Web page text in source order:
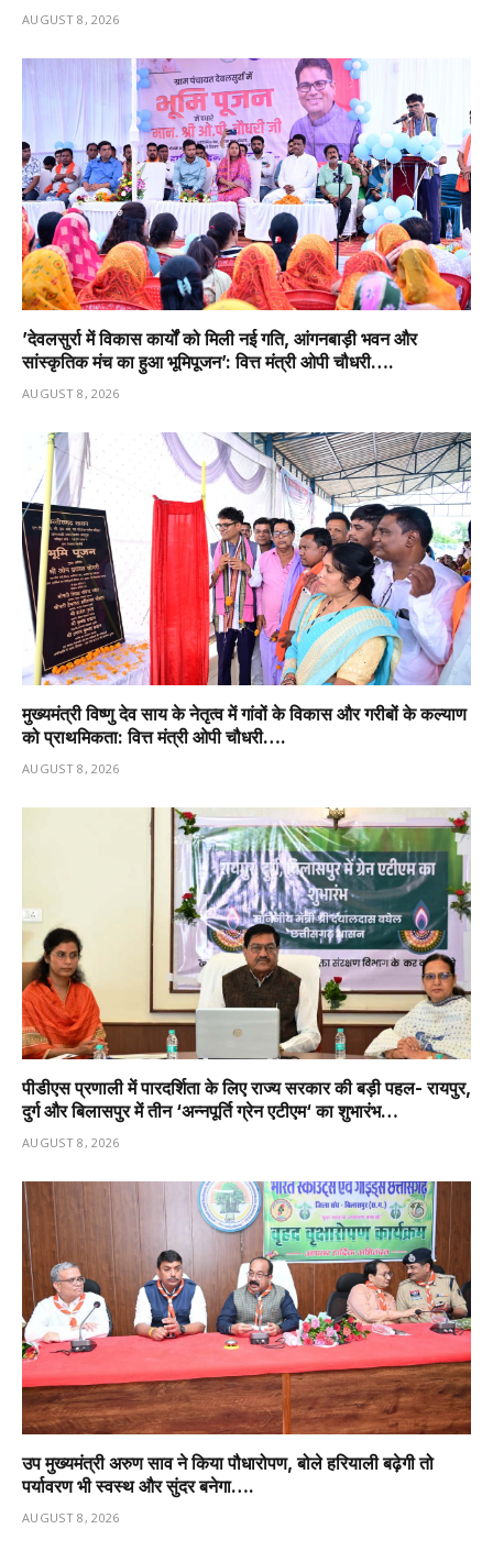
AUGUST 8, 2026
’देवलसुर्रा में विकास कार्यों को मिली नई गति, आंगनबाड़ी भवन और
सांस्कृतिक मंच का हुआ भूमिपूजन’: वित्त मंत्री ओपी चौधरी….
AUGUST 8, 2026
मुख्यमंत्री विष्णु देव साय के नेतृत्व में गांवों के विकास और गरीबों के कल्याण
को प्राथमिकता: वित्त मंत्री ओपी चौधरी….
AUGUST 8, 2026
पीडीएस प्रणाली में पारदर्शिता के लिए राज्य सरकार की बड़ी पहल- रायपुर,
दुर्ग और बिलासपुर में तीन ‘अन्नपूर्ति ग्रेन एटीएम‘ का शुभारंभ…
AUGUST 8, 2026
उप मुख्यमंत्री अरुण साव ने किया पौधारोपण, बोले हरियाली बढ़ेगी तो
पर्यावरण भी स्वस्थ और सुंदर बनेगा….
AUGUST 8, 2026